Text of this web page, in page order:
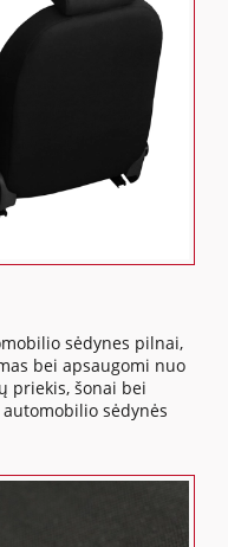
sėdynes pilnai,
bei apsaugomi nuo
priekis, šonai bei
sėdynės